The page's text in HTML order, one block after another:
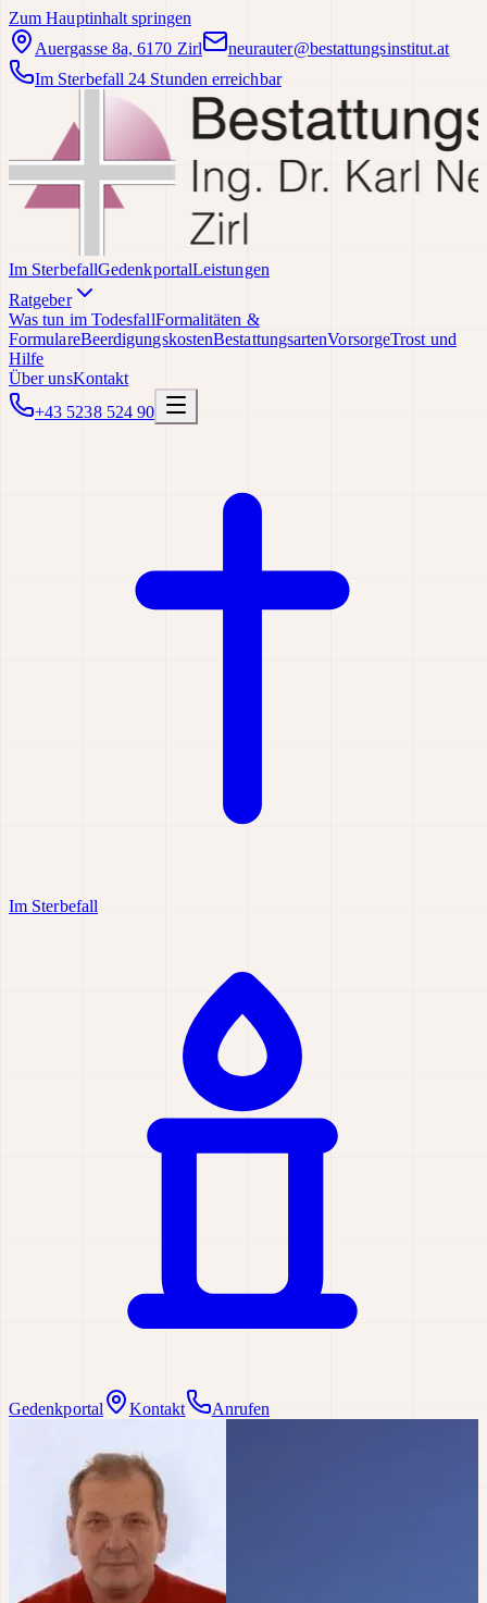
Zum Hauptinhalt springen
Auergasse 8a, 6170 Zirl
neurauter@bestattungsinstitut.at
Im Sterbefall 24 Stunden erreichbar
Im SterbefallGedenkportalLeistungen
Ratgeber
Was tun im TodesfallFormalitäten &
FormulareBeerdigungskostenBestattungsartenVorsorgeTrost und
Hilfe
Über unsKontakt
+43 5238 524 90
Im Sterbefall
Gedenkportal Kontakt Anrufen